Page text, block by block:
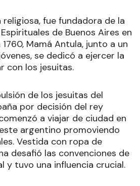
fue fundadora de la
de Buenos Aires en
Mamá Antula, junto a un
se dedicó a ejercer la
con los jesuitas.
de los jesuitas del
por decisión del rey
a viajar de ciudad en
argentino promoviendo
Vestida con ropa de
desafió las convenciones de
y tuvo una influencia crucial.